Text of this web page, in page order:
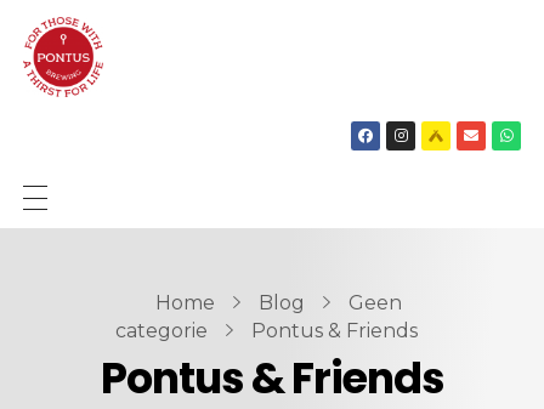
Home Blog
Geen
categorie
Pontus & Friends
Pontus & Friends